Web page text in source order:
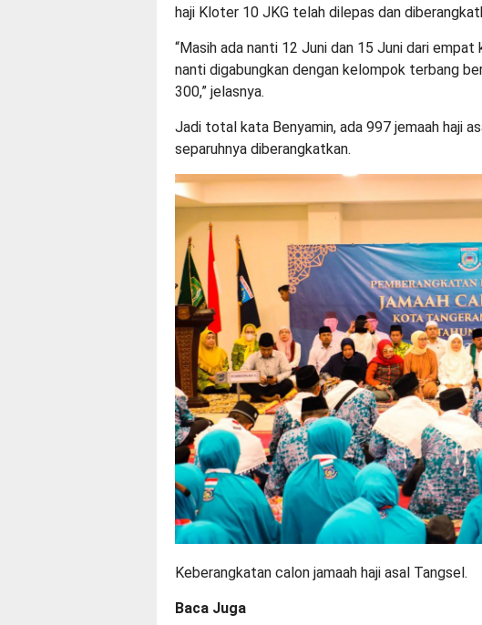
haji Kloter 10 JKG telah dilepas dan
“Masih ada nanti 12 Juni dan 15 Juni dari
nanti digabungkan dengan kelompok terbang
300,” jelasnya.
Jadi total kata Benyamin, ada 997 jemaah haji
separuhnya diberangkatkan.
Keberangkatan calon jamaah haji asal Tangsel.
Baca Juga